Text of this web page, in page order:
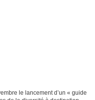
le lancement d’un « guide